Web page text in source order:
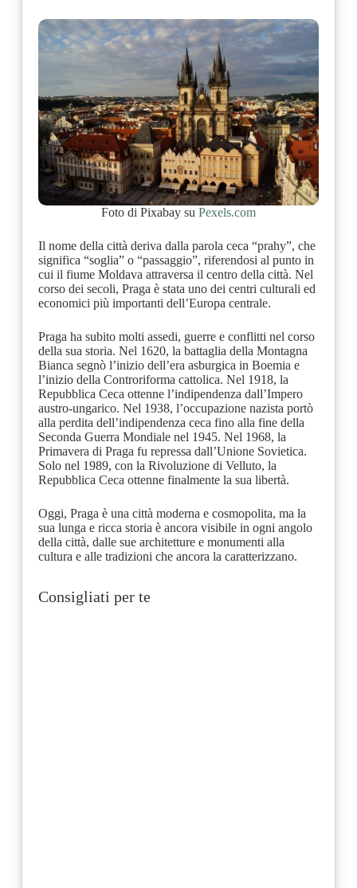
Foto di Pixabay su Pexels.com
Il nome della città deriva dalla parola ceca “prahy”, che
significa “soglia” o “passaggio”, riferendosi al punto in
cui il fiume Moldava attraversa il centro della città. Nel
corso dei secoli, Praga è stata uno dei centri culturali ed
economici più importanti dell’Europa centrale.
Praga ha subito molti assedi, guerre e conflitti nel corso
della sua storia. Nel 1620, la battaglia della Montagna
Bianca segnò l’inizio dell’era asburgica in Boemia e
l’inizio della Controriforma cattolica. Nel 1918, la
Repubblica Ceca ottenne l’indipendenza dall’Impero
austro-ungarico. Nel 1938, l’occupazione nazista portò
alla perdita dell’indipendenza ceca fino alla fine della
Seconda Guerra Mondiale nel 1945. Nel 1968, la
Primavera di Praga fu repressa dall’Unione Sovietica.
Solo nel 1989, con la Rivoluzione di Velluto, la
Repubblica Ceca ottenne finalmente la sua libertà.
Oggi, Praga è una città moderna e cosmopolita, ma la
sua lunga e ricca storia è ancora visibile in ogni angolo
della città, dalle sue architetture e monumenti alla
cultura e alle tradizioni che ancora la caratterizzano.
Consigliati per te